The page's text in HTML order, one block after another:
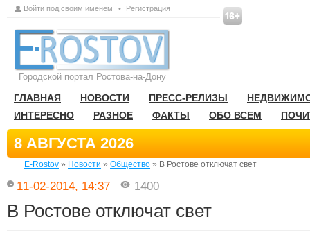
Войти под своим именем • Регистрация
Городской портал Ростова-на-Дону
ГЛАВНАЯ НОВОСТИ ПРЕСС-РЕЛИЗЫ
ИНТЕРЕСНО
РАЗНОЕ ФАКТЫ ОБО ВСЕМ
8 АВГУСТА 2026
E-Rostov » Новости » Общество » В Ростове отключат свет
11-02-2014, 14:37 1400
В Ростове отключат свет